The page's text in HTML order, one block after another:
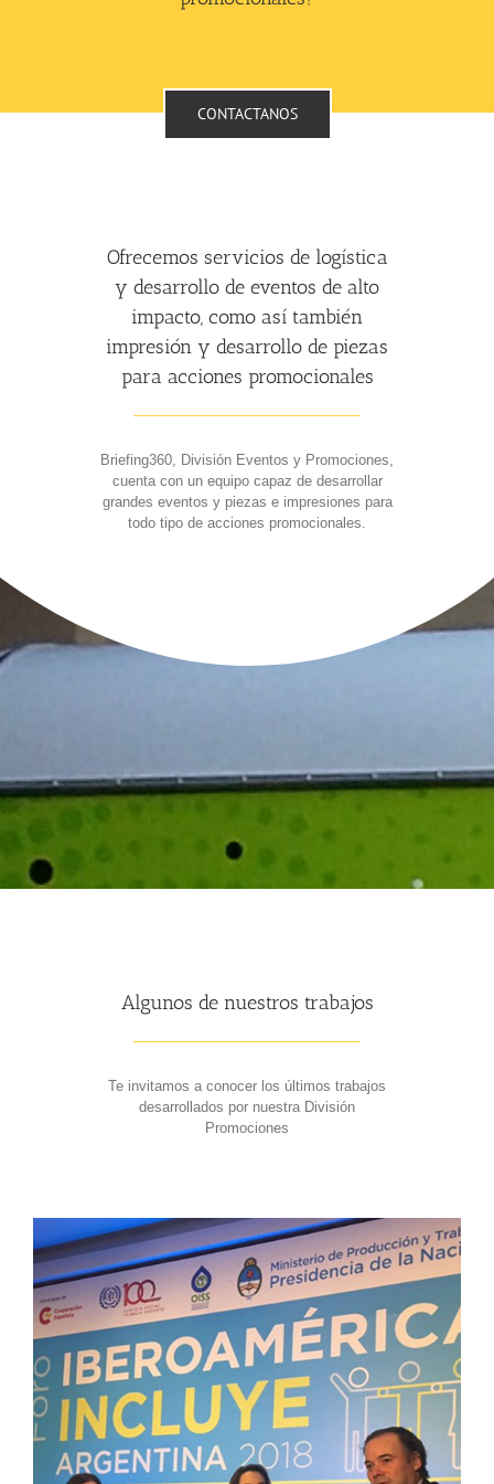
CONTACTANOS
Ofrecemos servicios de logística
y desarrollo de eventos de alto
impacto, como así también
impresión y desarrollo de piezas
para acciones promocionales
Briefing360, División Eventos y Promociones,
cuenta con un equipo capaz de desarrollar
grandes eventos y piezas e impresiones para
todo tipo de acciones promocionales.
Algunos de nuestros trabajos
Te invitamos a conocer los últimos trabajos
desarrollados por nuestra División
Promociones